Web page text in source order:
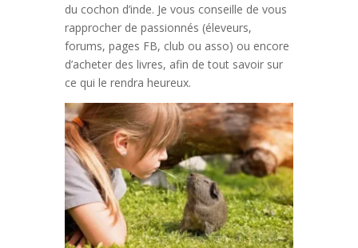
du cochon d’inde. Je vous conseille de vous
rapprocher de passionnés (éleveurs,
forums, pages FB, club ou asso) ou encore
d’acheter des livres, afin de tout savoir sur
ce qui le rendra heureux.